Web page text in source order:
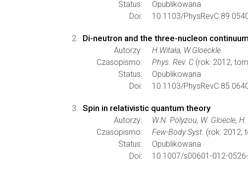
Status:
Opublikowana
Doi:
10.1103/
Di-neutron and the three-nucleon
Autorzy:
H.Witała, W.Gloeckle
Czasopismo:
Phys. Rev. C (rok: 2012,
Status:
Opublikowana
Doi:
10.1103/
Spin in relativistic quantum theory
Autorzy:
W.N. Polyzou, W. Gloecle, H.
Czasopismo:
Few-Body Syst. (rok: 2012,
Status:
Opublikowana
Doi:
10.1007/s00601-012-